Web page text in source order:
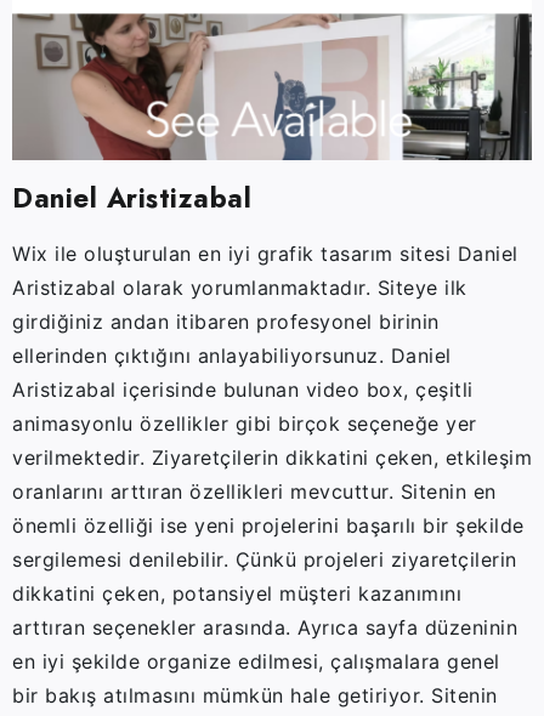
Daniel Aristizabal
Wix ile oluşturulan en iyi grafik tasarım sitesi Daniel
Aristizabal olarak yorumlanmaktadır. Siteye ilk
girdiğiniz andan itibaren profesyonel birinin
ellerinden çıktığını anlayabiliyorsunuz. Daniel
Aristizabal içerisinde bulunan video box, çeşitli
animasyonlu özellikler gibi birçok seçeneğe yer
verilmektedir. Ziyaretçilerin dikkatini çeken, etkileşim
oranlarını arttıran özellikleri mevcuttur. Sitenin en
önemli özelliği ise yeni projelerini başarılı bir şekilde
sergilemesi denilebilir. Çünkü projeleri ziyaretçilerin
dikkatini çeken, potansiyel müşteri kazanımını
arttıran seçenekler arasında. Ayrıca sayfa düzeninin
en iyi şekilde organize edilmesi, çalışmalara genel
bir bakış atılmasını mümkün hale getiriyor. Sitenin